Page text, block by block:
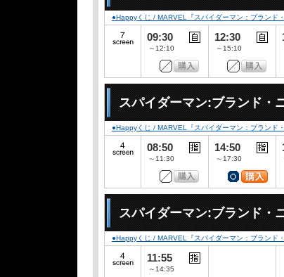
●Happyくじ / MARVEL『スパイダーマン：ブランド
09:30
～12:10
12:30
～15:10
スパイダーマン:ブランド・
●Happyくじ / MARVEL『スパイダーマン：ブランド
08:50
～11:30
14:50
～17:30
スパイダーマン:ブランド・
●Happyくじ / MARVEL『スパイダーマン：ブランド
11:55
～14:35